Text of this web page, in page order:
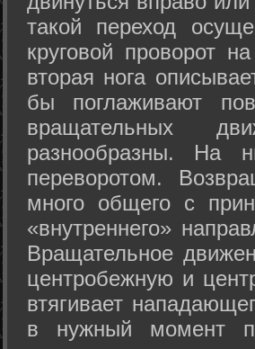
такой переход
круговой проворот
вторая нога
бы поглаживают
вращательных
разнообразны. На
переворотом.
много общего с
«внутреннего»
Вращательное
центробежную и
втягивает
в нужный момент